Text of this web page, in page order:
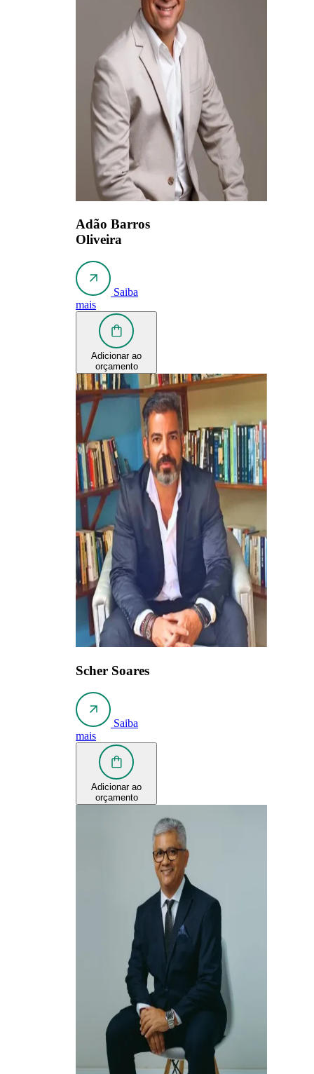
Adão Barros
Oliveira
Saiba
mais
Adicionar ao
orçamento
Scher Soares
Saiba
mais
Adicionar ao
orçamento